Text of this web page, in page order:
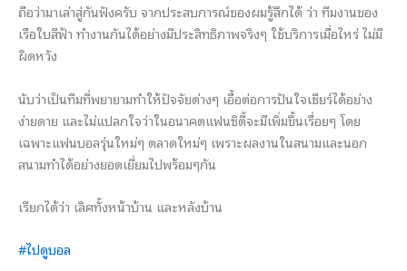
ถือว่ามาเล่าสู่กันฟังครับ จากประสบการณ์ของผมรู้สึกได้ ว่า ทีมงานของ
เรือใบสีฟ้า ทำงานกันได้อย่างมีประสิทธิภาพจริงๆ ใช้บริการเมื่อไหร่ ไม่มี
ผิดหวัง
นับว่าเป็นทีมที่พยายามทำให้ปัจจัยต่างๆ เอื้อต่อการปันใจเชียร์ได้อย่าง
ง่ายดาย และไม่แปลกใจว่าในอนาคตแฟนซิตี้จะมีเพิ่มขึ้นเรื่อยๆ โดย
เฉพาะแฟนบอลรุ่นใหม่ๆ ตลาดใหม่ๆ เพราะผลงานในสนามและนอก
สนามทำได้อย่างยอดเยี่ยมไปพร้อมๆกัน
เรียกได้ว่า เลิศทั้งหน้าบ้าน และหลังบ้าน
#ไปดูบอล